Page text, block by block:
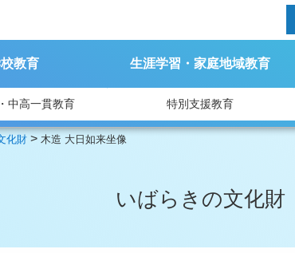
教育 生涯学習・家庭地域教育
中高一貫教育 特別支援教育
化財 > 木造 大日如来坐像
いばらきの文化財